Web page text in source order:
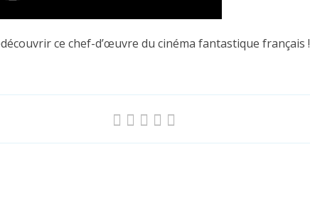
ce chef-d’œuvre du cinéma fantastique français !